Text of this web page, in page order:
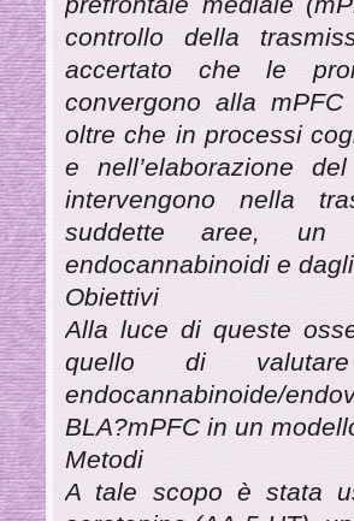
controllo della
accertato che le
convergono alla
oltre che in processi
e nell’elaborazione
intervengono nella
suddette aree, un
endocannabinoidi e
Obiettivi
Alla luce di queste
quello di
endocannabinoide/
BLA?mPFC in un
Metodi
A tale scopo è stata